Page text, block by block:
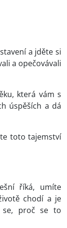
a jděte si
a opečovávali
která vám s
úspěších a dá
toto tajemství
říká, umíte
chodí a je
se, proč se to